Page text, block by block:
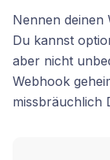
Nennen deinen
Du kannst
aber nicht
Webhook
missbräuchlich